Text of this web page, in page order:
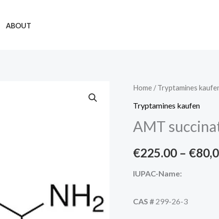
ABOUT
Home /Tryptamines
Tryptamines kaufen
AMT
€225.00 – €
IUPAC-Name:
CAS # 299-26-3
AMT
succinate